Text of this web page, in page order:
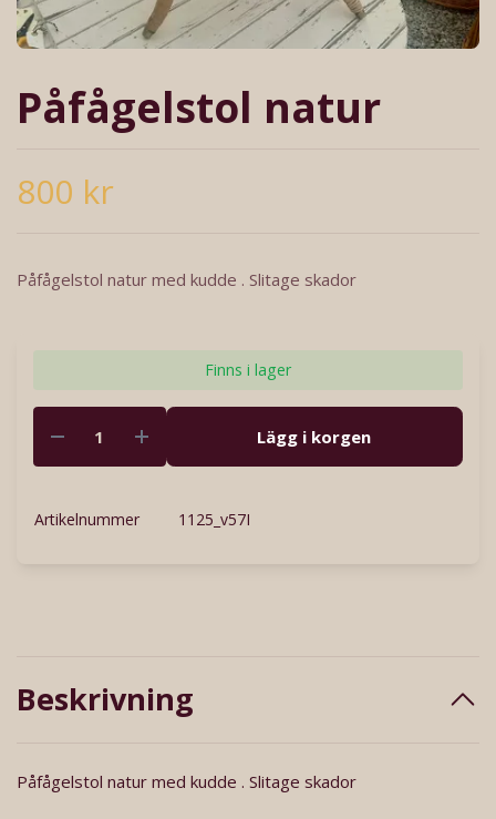
Påfågelstol natur
800 kr
Påfågelstol natur med kudde . Slitage skador
Finns i lager
Lägg i korgen
Artikelnummer 1125_v57I
Beskrivning
Påfågelstol natur med kudde . Slitage skador